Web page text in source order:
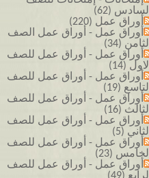
السادس (62)
أوراق عمل (220)
أوراق عمل - أوراق عمل الصف
الثامن (34)
أوراق عمل - أوراق عمل للصف
الاول (14)
أوراق عمل - أوراق عمل للصف
التاسع (19)
أوراق عمل - أوراق عمل للصف
الثالث (16)
أوراق عمل - أوراق عمل للصف
الثاني (5)
أوراق عمل - أوراق عمل للصف
الخامس (23)
أوراق عمل - أوراق عمل للصف